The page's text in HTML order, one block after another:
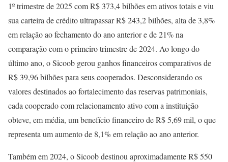
1º trimestre de 2025 com R$ 373,4 bilhões em ativos totais e viu
sua carteira de crédito ultrapassar R$ 243,2 bilhões, alta de 3,8%
em relação ao fechamento do ano anterior e de 21% na
comparação com o primeiro trimestre de 2024. Ao longo do
último ano, o Sicoob gerou ganhos financeiros comparativos de
R$ 39,96 bilhões para seus cooperados. Desconsiderando os
valores destinados ao fortalecimento das reservas patrimoniais,
cada cooperado com relacionamento ativo com a instituição
obteve, em média, um benefício financeiro de R$ 5,69 mil, o que
representa um aumento de 8,1% em relação ao ano anterior.
Também em 2024, o Sicoob destinou aproximadamente R$ 550